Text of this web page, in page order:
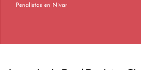
Penalistas en Nívar